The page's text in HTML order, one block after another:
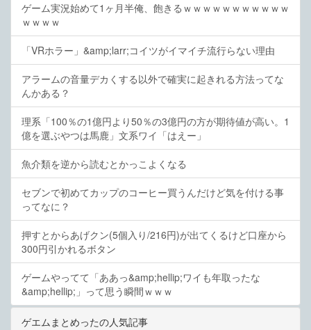
ゲーム実況始めて1ヶ月半俺、飽きるｗｗｗｗｗｗｗｗｗｗｗ
ｗｗｗｗ
「VRホラー」&amp;larr;コイツがイマイチ流行らない理由
アラームの音量デカくする以外で確実に起きれる方法ってな
んかある？
理系「100％の1億円より50％の3億円の方が期待値が高い。1
億を選ぶやつは馬鹿」文系ワイ「はえー」
魚介類を逆から読むとかっこよくなる
セブンで初めてカップのコーヒー買うんだけど気を付ける事
ってなに？
押すとからあげクン(5個入り/216円)が出てくるけど口座から
300円引かれるボタン
ゲームやってて「ああっ&amp;hellip;ワイも年取ったな
&amp;hellip;」って思う瞬間ｗｗｗ
ゲエムまとめったの人気記事